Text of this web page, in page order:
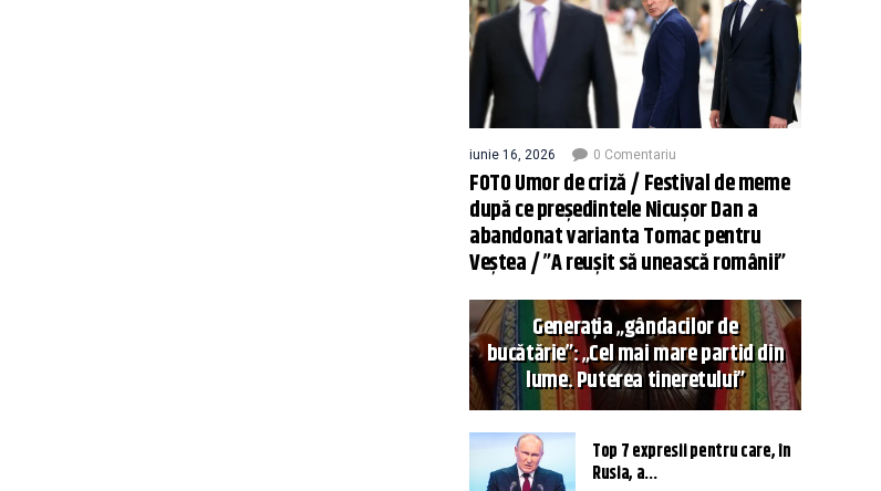
iunie 16, 2026 0 Comentariu
FOTO Umor de criză / Festival de meme
după ce președintele Nicușor Dan a
abandonat varianta Tomac pentru
Veștea / ”A reușit să unească românii”
Generația „gândacilor de
bucătărie”: „Cel mai mare partid din
lume. Puterea tineretului”
Top 7 expresii pentru care, în
Rusia, a...